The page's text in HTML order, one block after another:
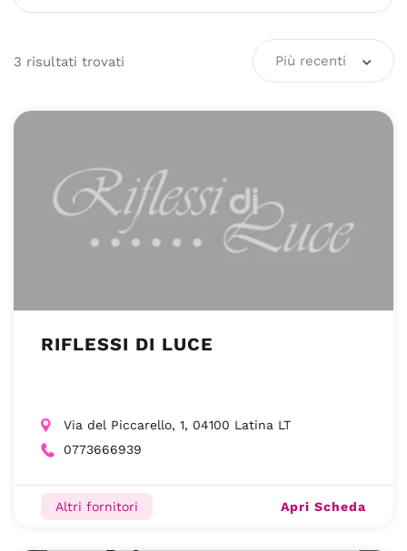
3 risultati trovati Più recenti
RIFLESSI DI LUCE
Via del Piccarello, 1, 04100 Latina LT
0773666939
Altri fornitori Apri Scheda